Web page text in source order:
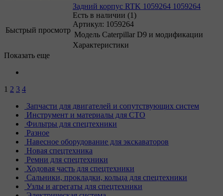
Быстрый просмотр
Задний корпус RTK 1059264 1059264
Есть в наличии (1)
Артикул: 1059264
Модель Caterpillar D9 и модификации
Характеристики
Показать еще
1 2 3 4
Запчасти для двигателей и сопутствующих систем
Инструмент и материалы для СТО
Фильтры для спецтехники
Разное
Навесное оборудование для экскаваторов
Новая спецтехника
Ремни для спецтехники
Ходовая часть для спецтехники
Сальники, прокладки, кольца для спецтехники
Узлы и агрегаты для спецтехники